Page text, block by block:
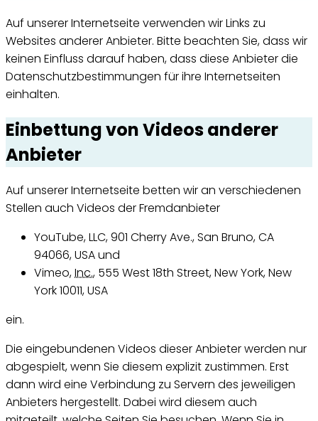
Auf unserer Internetseite verwenden wir Links zu
Websites anderer Anbieter. Bitte beachten Sie, dass wir
keinen Einfluss darauf haben, dass diese Anbieter die
Datenschutzbestimmungen für ihre Internetseiten
einhalten.
Einbettung von Videos anderer
Anbieter
Auf unsererInternetseite betten wir an verschiedenen
Stellen auch Videos der Fremdanbieter
YouTube, LLC, 901 Cherry Ave., San Bruno, CA
94066, USAund
Vimeo,Inc., 555 West 18th Street, New York, New
York 10011, USA
ein.
Die eingebundenen Videos dieser Anbieter werden nur
abgespielt, wenn Sie diesem explizit zustimmen. Erst
dann wird eine Verbindung zu Servern des jeweiligen
Anbieters hergestellt. Dabei wird diesem auch